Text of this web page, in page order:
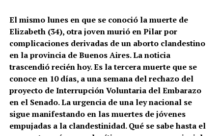
El mismo lunes en que se conoció la muerte de
Elizabeth (34), otra joven murió en Pilar por
complicaciones derivadas de un aborto clandestino
en la provincia de Buenos Aires. La noticia
trascendió recién hoy. Es la tercera muerte que se
conoce en 10 días, a una semana del rechazo del
proyecto de Interrupción Voluntaria del Embarazo
en el Senado. La urgencia de una ley nacional se
sigue manifestando en las muertes de jóvenes
empujadas a la clandestinidad. Qué se sabe hasta el